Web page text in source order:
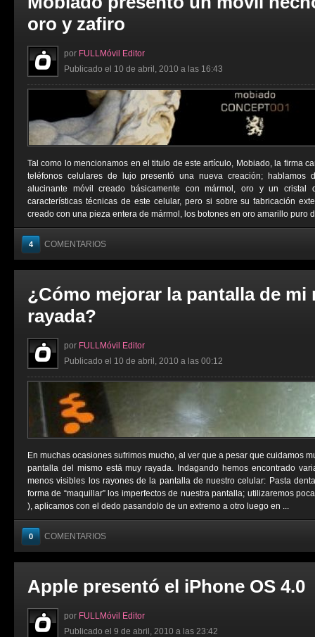
oro y zafiro
por FULLMóvil Editor
Publicado el 10 de abril, 2010 a las 16:43
Tal como lo mencionamos en el titulo de este artículo, Mobiado, la firma
teléfonos celulares de lujo presentó una nueva creación; hablamos
alucinante móvil creado básicamente con mármol, oro y un
características técnicas de este celular, pero si sobre su fabricación
creado con una pieza entera de mármol, los botones en oro amarillo puro
4 COMENTARIOS
¿Cómo mejorar la pantalla de mi
rayada?
por FULLMóvil Editor
Publicado el 10 de abril, 2010 a las 00:12
En muchas ocasiones sufrimos mucho, al ver que a pesar que cuidamos
pantalla del mismo está muy rayada. Indagando hemos encontrado
menos visibles los rayones de la pantalla de nuestro celular: Pasta
forma de “maquillar” los imperfectos de nuestra pantalla; utilizaremos
), aplicamos con el dedo pasandolo de un extremo a otro luego en ...
0 COMENTARIOS
Apple presentó el iPhone OS 4.0
por FULLMóvil Editor
Publicado el 9 de abril, 2010 a las 23:42